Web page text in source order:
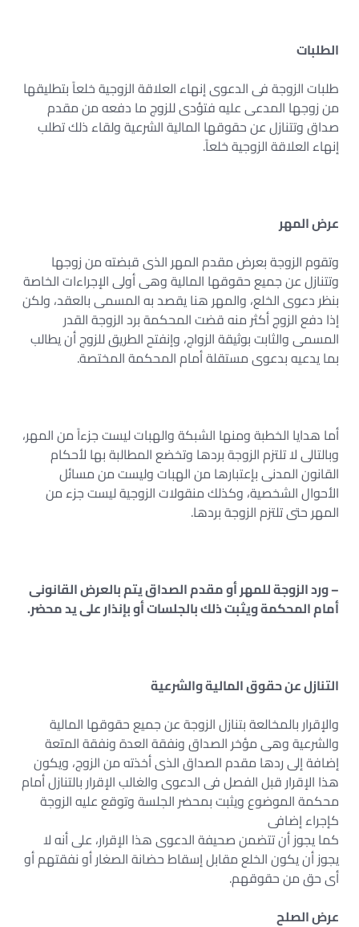
الطلبات
طلبات الزوجة فى الدعوى إنهاء العلاقة الزوجية خلعاً بتطليقها
من زوجها المدعى عليه فتؤدى للزوج ما دفعه من مقدم
صداق وتتنازل عن حقوقها المالية الشرعية ولقاء ذلك تطلب
إنهاء العلاقة الزوجية خلعاً.
عرض المهر
وتقوم الزوجة بعرض مقدم المهر الذى قبضته من زوجها
وتتنازل عن جميع حقوقها المالية وهى أولى الإجراءات الخاصة
بنظر دعوى الخلع، والمهر هنا يقصد به المسمى بالعقد، ولكن
إذا دفع الزوج أكثر منه قضت المحكمة برد الزوجة القدر
المسمى والثابت بوثيقة الزواج، وإنفتح الطريق للزوج أن يطالب
بما يدعيه بدعوى مستقلة أمام المحكمة المختصة.
أما هدايا الخطبة ومنها الشبكة والهبات ليست جزءاً من المهر،
وبالتالى لا تلتزم الزوجة بردها وتخضع المطالبة بها لأحكام
القانون المدنى بإعتبارها من الهبات وليست من مسائل
الأحوال الشخصية، وكذلك منقولات الزوجية ليست جزء من
المهر حتى تلتزم الزوجة بردها.
– ورد الزوجة للمهر أو مقدم الصداق يتم بالعرض القانونى
أمام المحكمة ويثبت ذلك بالجلسات أو بإنذار على يد محضر.
التنازل عن حقوق المالية والشرعية
والإقرار بالمخالعة بتنازل الزوجة عن جميع حقوقها المالية
والشرعية وهى مؤخر الصداق ونفقة العدة ونفقة المتعة
إضافة إلى ردها مقدم الصداق الذى أخذته من الزوج، ويكون
هذا الإقرار قبل الفصل فى الدعوى والغالب الإقرار بالتنازل أمام
محكمة الموضوع ويثبت بمحضر الجلسة وتوقع عليه الزوجة
كإجراء إضافى
كما يجوز أن تتضمن صحيفة الدعوى هذا الإقرار، على أنه لا
يجوز أن يكون الخلع مقابل إسقاط حضانة الصغار أو نفقتهم أو
أى حق من حقوقهم.
عرض الصلح